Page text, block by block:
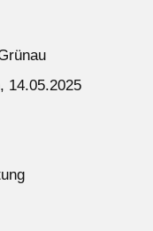
14.05.2025